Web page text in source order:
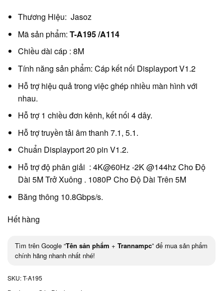
Thương Hiệu: Jasoz
Mã sản phẩm: T-A195 /A114
Chiều dài cáp : 8M
Tính năng sản phẩm: Cáp kết nối Displayport V1.2
Hỗ trợ hiệu quả trong việc ghép nhiều màn hình với
nhau.
Hỗ trợ 1 chiều đơn kênh, kết nối 4 dây.
Hỗ trợ truyền tải âm thanh 7.1, 5.1.
Chuẩn Displayport 20 pin V1.2.
Hỗ trợ độ phân giải : 4K@60Hz -2K @144hz Cho Độ
Dài 5M Trở Xuông . 1080P Cho Độ Dài Trên 5M
Băng thông 10.8Gbps/s.
Hết hàng
Tìm trên Google “Tên sản phẩm + Trannampc” để mua sản phẩm
chính hãng nhanh nhất nhé!
SKU:T-A195